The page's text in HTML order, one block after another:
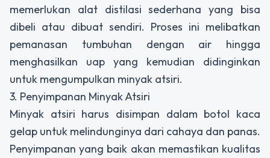
memerlukan alat distilasi sederhana yang bisa
dibeli atau dibuat sendiri. Proses ini melibatkan
pemanasan tumbuhan dengan air hingga
menghasilkan uap yang kemudian didinginkan
untuk mengumpulkan minyak atsiri.
3. Penyimpanan Minyak Atsiri
Minyak atsiri harus disimpan dalam botol kaca
gelap untuk melindunginya dari cahaya dan panas.
Penyimpanan yang baik akan memastikan kualitas